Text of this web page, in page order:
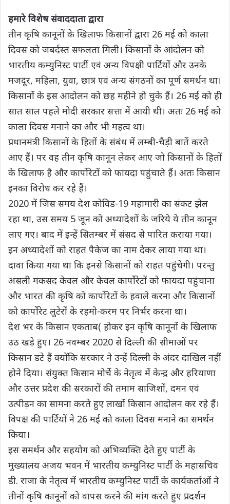
A
p
p
o
o
k
e
r
r
a
m
i
n
k
हमारे विशेष संवाददाता द्वारा
तीन कृषि कानूनों के खिलाफ किसानों द्वारा 26 मई को काला
दिवस को जबर्दस्त सफलता मिली। किसानों के आंदोलन को
भारतीय कम्युनिस्ट पार्टी एवं अन्य विपक्षी पार्टियों और उनके
मजदूर, महिला, युवा, छात्र एवं अन्य संगठनों का पूर्ण समर्थन था।
किसानों के इस आंदोलन को छह महीने हो चुके हैं। 26 मई को ही
सात साल पहले मोदी सरकार सत्ता में आयी थी। अतः 26 मई को
काला दिवस मनाने का और भी महत्व था।
प्रधानमंत्री किसानों के हितों के संबंध में लम्बी-चैड़ी बातें करते
आए हैं। पर वह तीन कृषि कानून लेकर आए जो किसानों के हितों
के खिलाफ है और कार्पोरेटों को फायदा पहुंचाते हैं। अतः किसान
इनका विरोध कर रहे हैं।
2020 में जिस समय देश कोविड-19 महामारी का संकट झेल
रहा था, उस समय 5 जून को अध्यादेशों के जरिये ये तीन कानून
लाए गए। बाद में इन्हें सितम्बर में संसद से पारित कराया गया।
इन अध्यादेशों को राहत पैकेज का नाम देकर लाया गया था।
दावा किया गया था कि इनसे किसानों को राहत पहुंचेगी। परन्तु
असली मकसद केवल और केवल कार्पोरेटों को फायदा पहुंचाना
और भारत की कृषि को कार्पोरेटों के हवाले करना और किसानों
को कार्पोरेट लुटेरों के रहमो-करम पर निर्भर करना था।
देश भर के किसान एकताब( होकर इन कृषि कानूनों के खिलाफ
उठ खड़े हुए। 26 नवम्बर 2020 से दिल्ली की सीमाओं पर
किसान डटे हैं क्योंकि सरकार ने उन्हें दिल्ली के अंदर दाखिल नहीं
होने दिया। संयुक्त किसान मोर्चे के नेतृत्व में केन्द्र और हरियाणा
और उत्तर प्रदेश की सरकारों की तमाम साजिशों, दमन एवं
उत्पीड़न का सामना करते हुए लाखों किसान आंदोलन कर रहे हैं।
विपक्ष की पार्टियों ने 26 मई को काला दिवस मनाने का समर्थन
किया।
इस समर्थन और सहयोग को अभिव्यक्ति देते हुए पार्टी के
मुख्यालय अजय भवन में भारतीय कम्युनिस्ट पार्टी के महासचिव
डी. राजा के नेतृत्व में भारतीय कम्युनिस्ट पार्टी के कार्यकर्ताओं ने
तीनों कृषि कानूनों को वापस करने की मांग करते हुए प्रदर्शन